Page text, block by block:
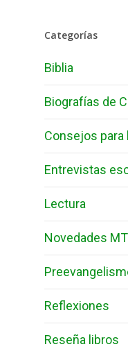
Categorías
Biblia
Biografías de
Consejos para
Entrevistas
Lectura
Novedades
Reflexiones
Reseña libros